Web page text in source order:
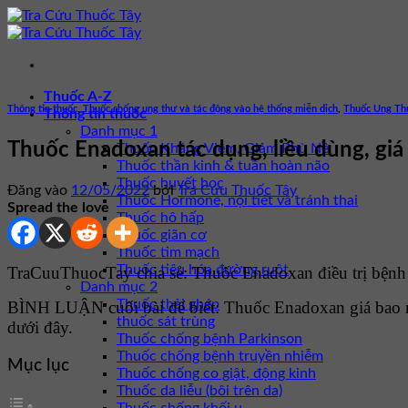
Bỏ
qua
dung
Thuốc A-Z
Thông tin thuốc
Danh mục 1
Thuốc Kháng Viêm, Giảm Phù Nề
Thuốc thần kinh & tuần hoàn não
Thuốc huyết học
Thuốc Hormone, nội tiết và tránh thai
Thuốc hô hấp
Thuốc giãn cơ
Thuốc tim mạch
Thuốc tiêu hóa đường ruột
Danh mục 2
Thuốc thải ghép
thuốc sát trùng
Thuốc chống bệnh Parkinson
Thuốc chống bệnh truyền nhiễm
Thuốc chống co giật, động kinh
Thuốc da liễu (bôi trên da)
Thông tin thuốc Thuốc chống ung thư và tác động vào hệ thống miễn dịch Thuốc Ung
Thuốc Enadoxan tác dụng, liều dùng,
Đăng vào 12/05/2022 bởiTra Cứu Thuốc Tây
Spread the love
TraCuuThuocTay chia sẻ: Thuốc Enadoxan điều trị
BÌNH LUẬN cuối bài để biết: Thuốc Enadoxan giá
dưới đây.
Mục lục